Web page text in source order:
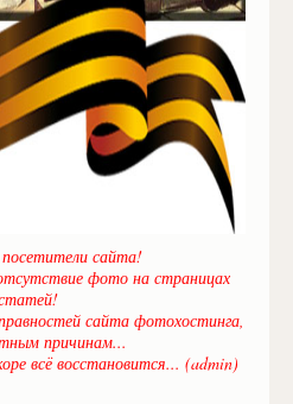
сайта!
фото на страницах
сайта фотохостинга,
причинам...
всё восстановится... (admin)